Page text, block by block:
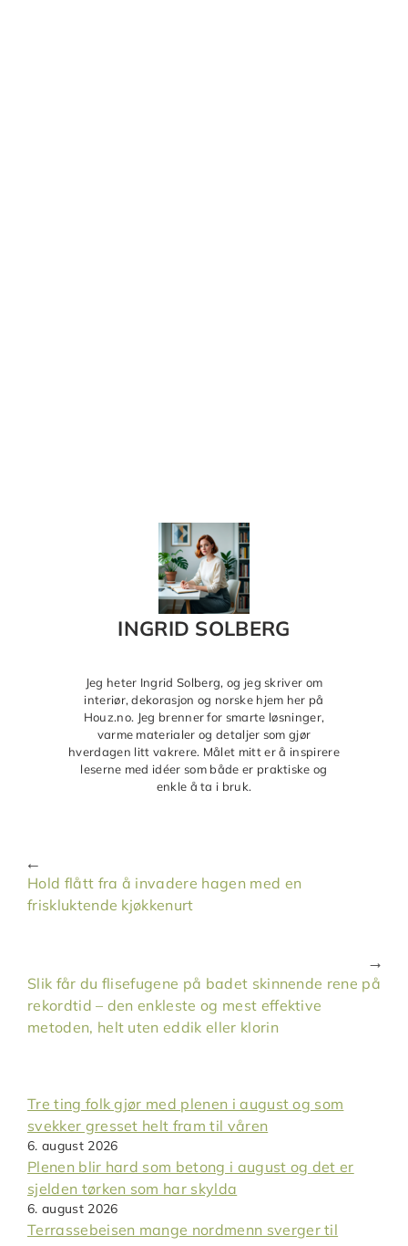
INGRID SOLBERG
Jeg heter Ingrid Solberg, og jeg skriver om
interiør, dekorasjon og norske hjem her på
Houz.no. Jeg brenner for smarte løsninger,
varme materialer og detaljer som gjør
hverdagen litt vakrere. Målet mitt er å inspirere
leserne med idéer som både er praktiske og
enkle å ta i bruk.
Hold flått fra å invadere hagen med en
friskluktende kjøkkenurt
Slik får du flisefugene på badet skinnende rene på
rekordtid – den enkleste og mest effektive
metoden, helt uten eddik eller klorin
Tre ting folk gjør med plenen i august og som
svekker gresset helt fram til våren
6. august 2026
Plenen blir hard som betong i august og det er
sjelden tørken som har skylda
6. august 2026
Terrassebeisen mange nordmenn sverger til